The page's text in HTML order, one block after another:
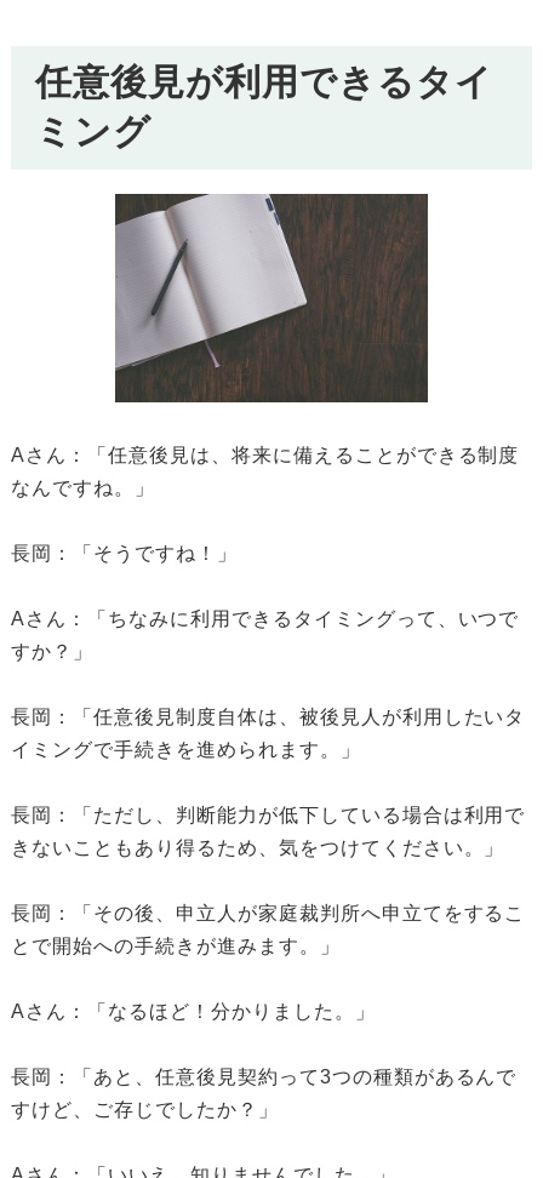
任意後見が利用できるタイ
ミング
Aさん：「任意後見は、将来に備えることができる制度
なんですね。」
長岡：「そうですね！」
Aさん：「ちなみに利用できるタイミングって、いつで
すか？」
長岡：「任意後見制度自体は、被後見人が利用したいタ
イミングで手続きを進められます。」
長岡：「ただし、判断能力が低下している場合は利用で
きないこともあり得るため、気をつけてください。」
長岡：「その後、申立人が家庭裁判所へ申立てをするこ
とで開始への手続きが進みます。」
Aさん：「なるほど！分かりました。」
長岡：「あと、任意後見契約って3つの種類があるんで
すけど、ご存じでしたか？」